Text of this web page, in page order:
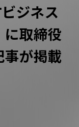
ジネス
取締役
が掲載